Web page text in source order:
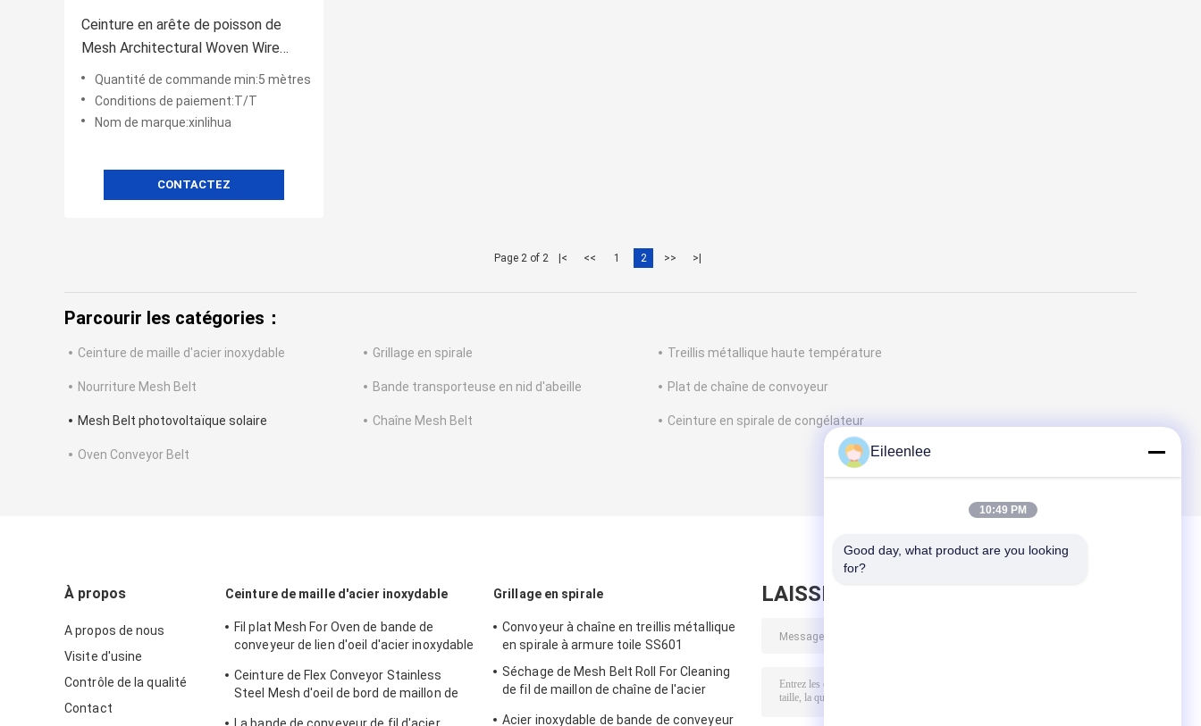
Ceinture en arête de poisson de
Mesh Architectural Woven Wire
Mesh de panneau solaire
Quantité de commande min:5 mètres
Conditions de paiement:T/T
Nom de marque:xinlihua
CONTACTEZ
Page 2 of 2 |< << 1 2 >> >|
Parcourir les catégories：
Ceinture de maille d'acier inoxydable Grillage en spirale Treillis métallique haute température
Nourriture Mesh Belt Bande transporteuse en nid d'abeille Plat de chaîne de convoyeur
Mesh Belt photovoltaïque solaire Chaîne Mesh Belt Ceinture en spirale de congélateur
Oven Conveyor Belt
À propos
A propos de nous
Visite d'usine
Contrôle de la qualité
Contact
Ceinture de maille d'acier inoxydable
Fil plat Mesh For Oven de bande de
conveyeur de lien d'oeil d'acier inoxydable
Ceinture de Flex Conveyor Stainless
Steel Mesh d'oeil de bord de maillon de
Grillage en spirale
Convoyeur à chaîne en treillis métallique
en spirale à armure toile SS601
Séchage de Mesh Belt Roll For Cleaning
de fil de maillon de chaîne de l'acier
Acier inoxydable de bande de conveyeur
LAISSEZ UN MESSAGE
Eileenlee
10:49 PM
Good day, what product are you looking
for?